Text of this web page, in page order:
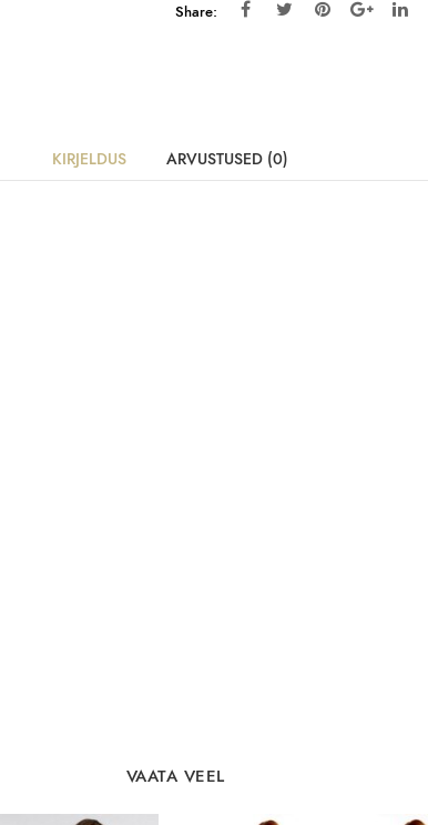
Share:
KIRJELDUS ARVUSTUSED (0)
VAATA VEEL